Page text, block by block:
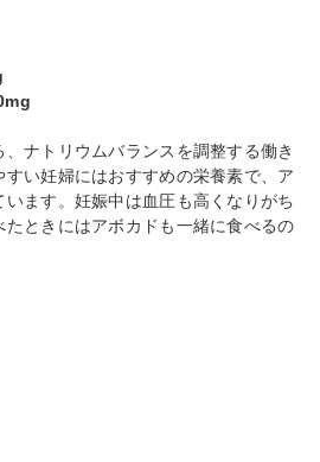
ナトリウムバランスを調整する働き
い妊婦にはおすすめの栄養素で、ア
ます。妊娠中は血圧も高くなりがち
ときにはアボカドも一緒に食べるの